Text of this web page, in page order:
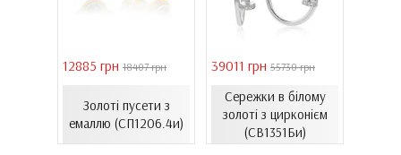
12885 грн 18407 грн
Золоті пусети з
емаллю (СП1206.4и)
39011 грн 55730 грн
Сережки в білому
золоті з цирконієм
(СВ1351Би)